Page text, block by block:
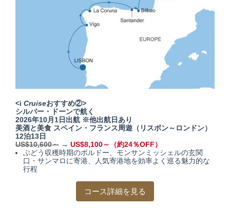
<i Cruiseおすすめ②>
シルバー・ドーンで航く
2026年10月1日出航 ※他出航日あり
美酒と美食 スペイン・フランス周遊（リスボン～ロンドン）
12泊13日
US$10,600～ → US$8,100～（約24％OFF）
ぶどう収穫時期のボルドー、モンサンミッシェルの玄関
口・サンマロに寄港、人気寄港地を効率よく巡る魅力的な
行程
コース詳細を見る